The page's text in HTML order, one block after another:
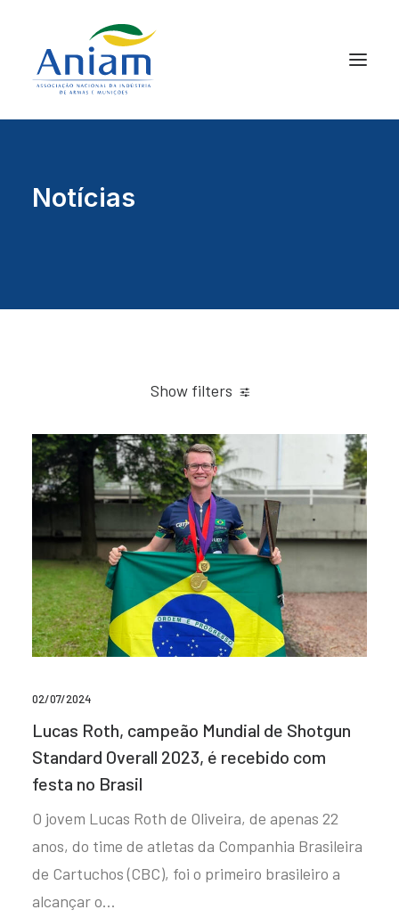
Notícias
Show filters
02/07/2024
Lucas Roth, campeão Mundial de Shotgun
Standard Overall 2023, é recebido com
festa no Brasil
O jovem Lucas Roth de Oliveira, de apenas 22
anos, do time de atletas da Companhia Brasileira
de Cartuchos (CBC), foi o primeiro brasileiro a
alcançar o…